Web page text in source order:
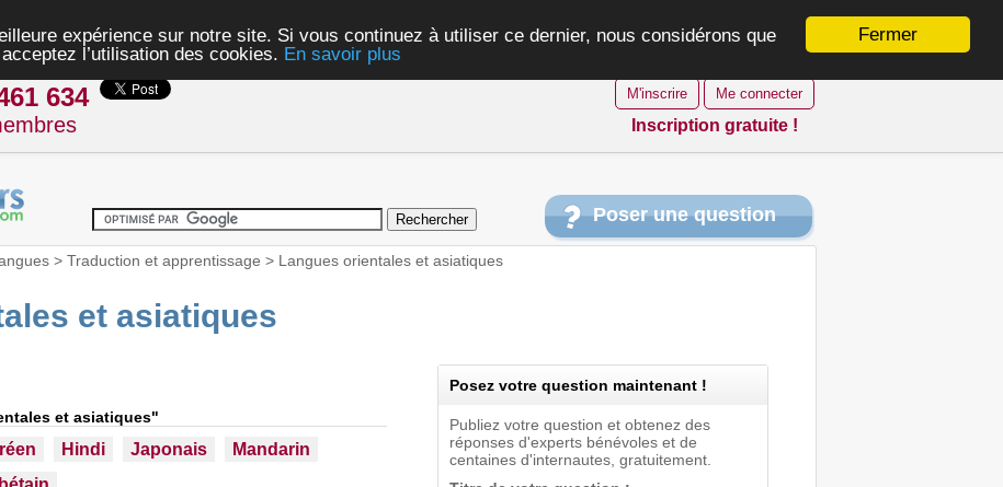
Fermer
expérience sur notre site. Si vous continuez à utiliser ce dernier, nous considérons que
l’utilisation des cookies. En savoir plus
634 M'inscrire Me connecter
Inscription gratuite !
Poser une question
> Traduction et apprentissage > Langues orientales et asiatiques
et asiatiques
et asiatiques"
Hindi Japonais
Mandarin
Posez votre question maintenant !
Publiez votre question et obtenez des
réponses d'experts bénévoles et de
centaines d'internautes, gratuitement.